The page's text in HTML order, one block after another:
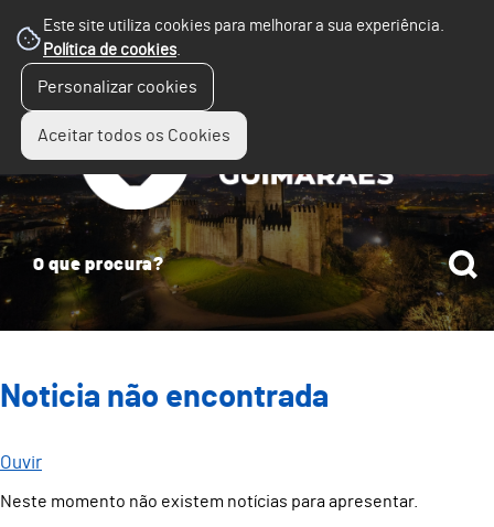
Este site utiliza cookies para melhorar a sua experiência.
Política de cookies.
Personalizar cookies
Aceitar todos os Cookies
Noticia não encontrada
Ouvir
Neste momento não existem notícias para apresentar.